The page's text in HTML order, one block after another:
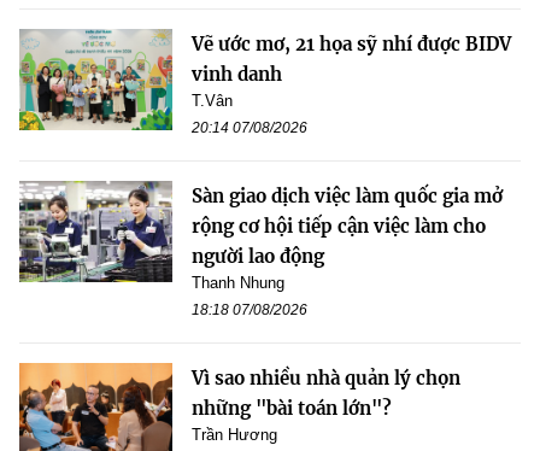
Vẽ ước mơ, 21 họa sỹ nhí được BIDV
vinh danh
T.Vân
20:14 07/08/2026
Sàn giao dịch việc làm quốc gia mở
rộng cơ hội tiếp cận việc làm cho
người lao động
Thanh Nhung
18:18 07/08/2026
Vì sao nhiều nhà quản lý chọn
những "bài toán lớn"?
Trần Hương